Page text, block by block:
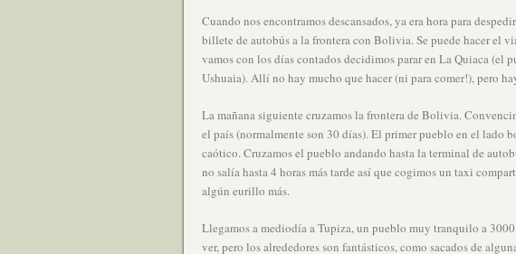
Cuando nos encontramos descansados, ya era hora para
billete de autobús a la frontera con Bolivia. Se puede hacer el
vamos con los días contados decidimos parar en La Quiaca (el
Ushuaia). Allí no hay mucho que hacer (ni para comer!), pero
La mañana siguiente cruzamos la frontera de Bolivia.
el país (normalmente son 30 días). El primer pueblo en el
caótico. Cruzamos el pueblo andando hasta la terminal de
no salía hasta 4 horas más tarde así que cogimos un taxi
algún eurillo más.
Llegamos a mediodía a Tupiza, un pueblo muy tranquilo a
ver, pero los alrededores son fantásticos, como sacados de